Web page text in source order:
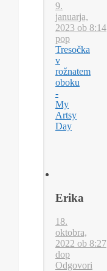
9.
januarja,
2023 ob 8:14
pop
Tresočka
v
rožnatem
oboku
-
My
Artsy
Day
Erika
18.
oktobra,
2022 ob 8:27
dop
Odgovori